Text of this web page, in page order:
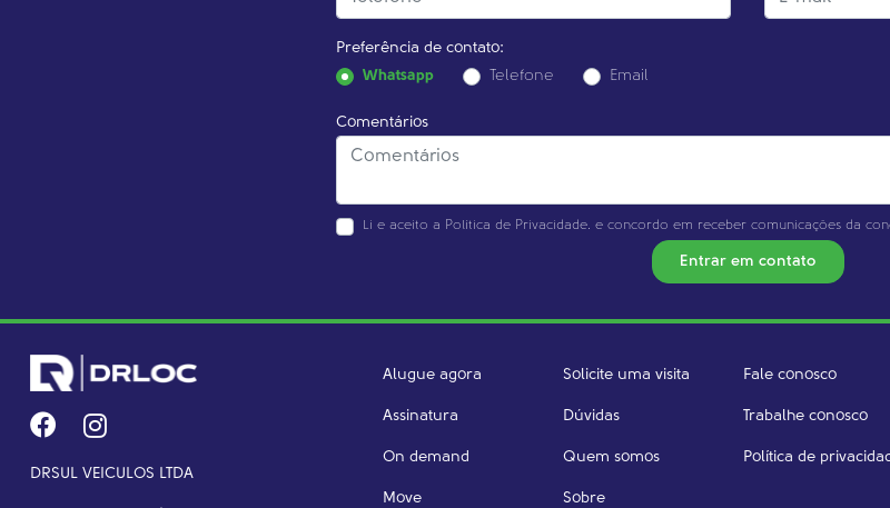
Preferência de contato:
Whatsapp
Telefone Email
Comentários
Li e aceito a Política de Privacidade. e concordo em receber comunicações da
Entrar em contato
DRSUL VEICULOS LTDA
Alugue agora
Assinatura
On demand
Move
Solicite uma visita
Dúvidas
Quem somos
Sobre
Fale conosco
Trabalhe conosco
Política de